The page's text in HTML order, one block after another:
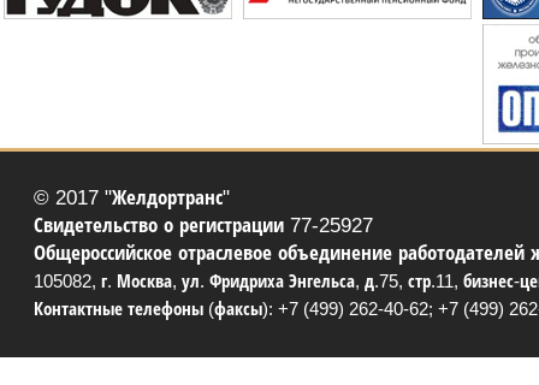
© 2017 "Желдортранс"
Свидетельство о регистрации 77-25927
Общероссийское отраслевое объединение работодателей
105082, г. Москва, ул. Фридриха Энгельса, д.75, стр.11, бизнес-
Контактные телефоны (факсы): +7 (499) 262-40-62; +7 (499)